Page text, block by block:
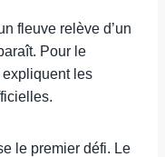
fleuve relève d’un
Pour le
expliquent les
le premier défi. Le